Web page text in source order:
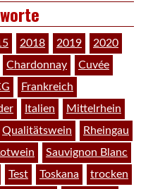
2018 2019
2020
Chardonnay
Cuvée
Frankreich
Italien
Mittelrhein
Qualitätswein
Rheingau
Sauvignon Blanc
Test Toskana
trocken